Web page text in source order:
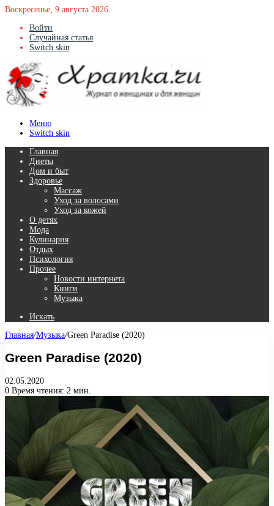
Воскресенье, 9 августа 2026
Войти
Случайная статья
Switch skin
Меню
Switch skin
Главная
Диеты
Дом и быт
Здоровье
Массаж
Уход за волосами
Уход за кожей
О детях
Мода
Кулинария
Отдых
Психология
Прочее
Новости интернета
Книги
Музыка
Искать
Главная/Музыка/Green Paradise (2020)
Green Paradise (2020)
02.05.2020
0 Время чтения: 2 мин.